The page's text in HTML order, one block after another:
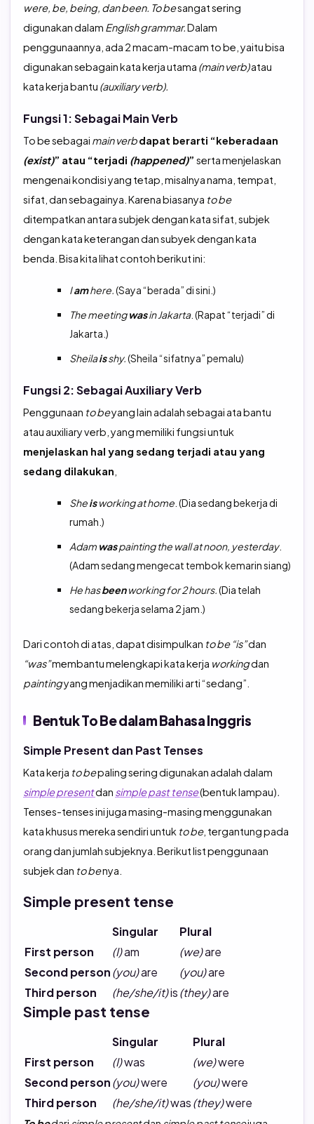
were, be, being, dan been. To besangat sering
digunakan dalam English grammar.Dalam
penggunaannya, ada 2 macam-macam to be, yaitu bisa
digunakan sebagain kata kerja utama (main verb)atau
kata kerja bantu (auxiliary verb).
Fungsi 1: Sebagai Main Verb
To be sebagai main verbdapat berarti “keberadaan
(exist)” atau “terjadi (happened)” serta menjelaskan
mengenai kondisi yang tetap, misalnya nama, tempat,
sifat, dan sebagainya. Karena biasanya to be
ditempatkan antara subjek dengan kata sifat, subjek
dengan kata keterangan dan subyek dengan kata
benda. Bisa kita lihat contoh berikut ini:
Iamhere. (Saya “berada” di sini.)
The meetingwasin Jakarta. (Rapat “terjadi” di
Jakarta.)
Sheilaisshy. (Sheila “sifatnya” pemalu)
Fungsi 2: Sebagai Auxiliary Verb
Penggunaan to beyang lain adalah sebagai ata bantu
atau auxiliary verb, yang memiliki fungsi untuk
menjelaskan hal yang sedang terjadi atau yang
sedang dilakukan
Sheisworking at home . (Dia sedang bekerja di
rumah.)
Adam waspainting the wall at noon, yesterday.
(Adam sedang mengecat tembok kemarin siang)
He hasbeenworking for 2 hours. (Dia telah
sedang bekerja selama 2 jam.)
Dari contoh di atas, dapat disimpulkan to be “is”dan
“was”membantu melengkapi kata kerja workingdan
paintingyang menjadikan memiliki arti “sedang”.
Bentuk To Be dalam Bahasa Inggris
Simple Present dan Past Tenses
Kata kerja to bepaling sering digunakan adalah dalam
simple presentdan simple past tense(bentuk lampau)
Tenses-tenses ini juga masing-masing menggunakan
kata khusus mereka sendiri untuk to be, tergantung pada
orang dan jumlah subjeknya. Berikut list penggunaan
subjek dan to benya.
Simple present tense
Singular
Plural
First person
(I)am (we)are
Second person(you)are (you)are
Third person
(he/she/it)is(they)are
Simple past tense
Singular
Plural
First person
(I)was (we)were
Second person(you)were (you)were
Third person
(he/she/it)was(they)were